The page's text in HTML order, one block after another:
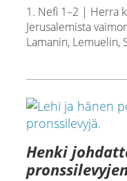
1. Nefi 1–2 | Herra
Jerusalemista
Lamanin, Lemuelin,
Henki